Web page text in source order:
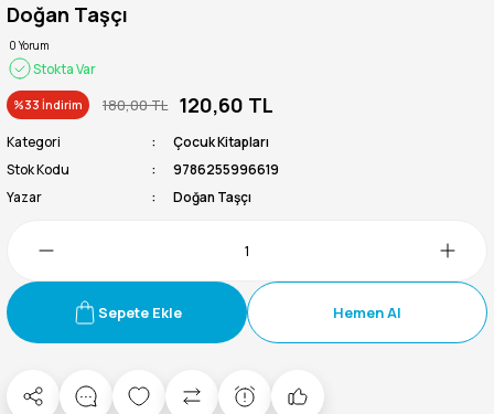
Doğan Taşçı
0 Yorum
Stokta Var
%33 İndirim 180,00 TL 120,60 TL
Kategori
Çocuk Kitapları
Stok Kodu
9786255996619
Yazar
Doğan Taşçı
Sepete Ekle Hemen Al